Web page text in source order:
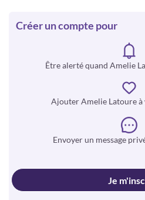
Créer un compte pour
Être alerté quand Amelie
Ajouter Amelie Latoure à
Envoyer un message
Je